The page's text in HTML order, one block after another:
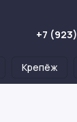
+7
Крепёж